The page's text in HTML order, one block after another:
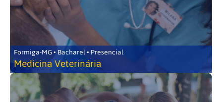
Formiga-MG • Bacharel • Presencial
Medicina Veterinária